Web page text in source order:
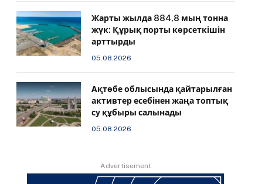
Жарты жылда 884,8 мың тонна
жүк: Құрық порты көрсеткішін
арттырды
05.08.2026
Ақтөбе облысында қайтарылған
активтер есебінен жаңа топтық
су құбыры салынады
05.08.2026
Advertisement